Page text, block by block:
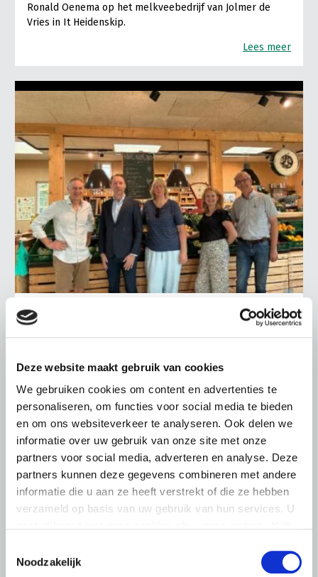
Deze website maakt gebruik van cookies
We gebruiken cookies om content en advertenties te
personaliseren, om functies voor social media te bieden
en om ons websiteverkeer te analyseren. Ook delen we
informatie over uw gebruik van onze site met onze
partners voor social media, adverteren en analyse. Deze
partners kunnen deze gegevens combineren met andere
informatie die u aan ze heeft verstrekt of die ze hebben
verzameld op basis van uw gebruik van hun services. U
Noodzakelijk
Ronald Oenema op het melkveebedrijf van Jolmer de
Vries in It Heidenskip.
Lees meer
ALGEMENE INFORMATIE
multifunctionele landbouw
De nieuwe directeur van LTO Nederland, Coen van
Rooyen, maakte afgelopen vrijdag kennis met de
vakgroep en de multifunctionele landbouw bij
zorgtuinderij Tuin de Es in Haaren (NB).
Lees meer